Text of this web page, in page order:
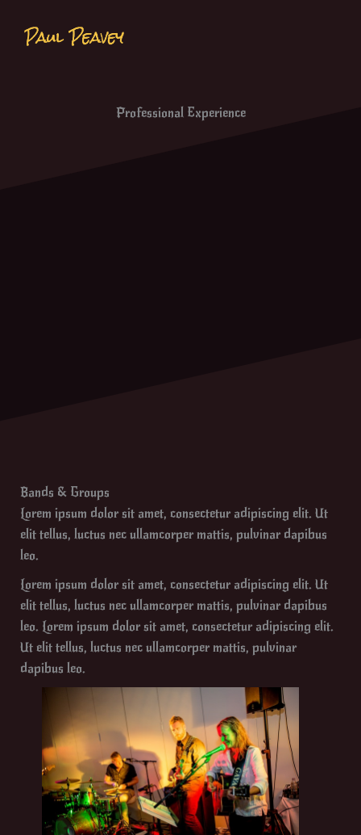
Professional Experience
Bands & Groups
Lorem ipsum dolor sit amet, consectetur adipiscing elit. Ut
elit tellus, luctus nec ullamcorper mattis, pulvinar dapibus
leo.
Lorem ipsum dolor sit amet, consectetur adipiscing elit. Ut
elit tellus, luctus nec ullamcorper mattis, pulvinar dapibus
leo. Lorem ipsum dolor sit amet, consectetur adipiscing elit.
Ut elit tellus, luctus nec ullamcorper mattis, pulvinar
dapibus leo.